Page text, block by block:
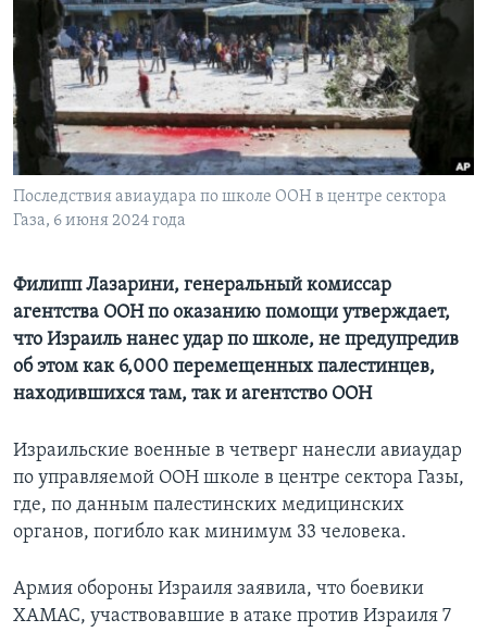
Learning English
СОЦИАЛЬНЫЕ СЕТИ
Языки
Последствия авиаудара по школе ООН в центре сектора
Газа, 6 июня 2024 года
Филипп Лазарини, генеральный комиссар
агентства ООН по оказанию помощи утверждает,
что Израиль нанес удар по школе, не предупредив
об этом как 6,000 перемещенных палестинцев,
находившихся там, так и агентство ООН
Израильские военные в четверг нанесли авиаудар
по управляемой ООН школе в центре сектора Газы,
где, по данным палестинских медицинских
органов, погибло как минимум 33 человека.
Армия обороны Израиля заявила, что боевики
ХАМАС, участвовавшие в атаке против Израиля 7